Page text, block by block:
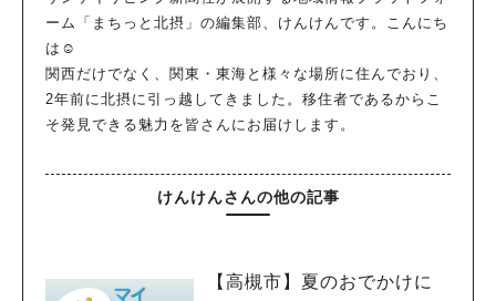
ーム「まちっと北摂」の編集部、けんけんです。こんにち
は☺
関西だけでなく、関東・東海と様々な場所に住んでおり、
2年前に北摂に引っ越してきました。移住者であるからこ
そ発見できる魅力を皆さんにお届けします。
けんけんさんの他の記事
【高槻市】夏のおでかけに